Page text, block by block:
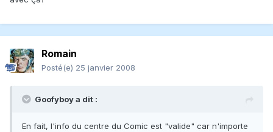
Romain
Posté(e) 25 janvier 2008
Goofyboy a dit :
En fait, l'info du centre du Comic est "valide" car n'importe